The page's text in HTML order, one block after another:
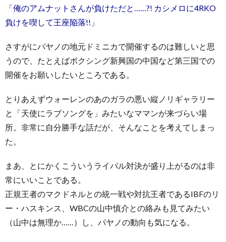
「俺のアムナットさんが負けただと……?! カシメロに4RKO
負けを喫して王座陥落!!」
さすがにパヤノの地元ドミニカで開催するのは難しいと思
うので、たとえばボクシング新興国の中国など第三国での
開催をお願いしたいところである。
とりあえずウォーレンのあのガラの悪い縦ノリギャラリー
と「天使にラブソングを」みたいなママンが来づらい場
所。非常に自分勝手な話だが、そんなことを考えてしまっ
た。
まあ、とにかくこういうライバル対決が盛り上がるのは非
常にいいことである。
正規王者のマクドネルとの統一戦や対抗王者であるIBFのリ
ー・ハスキンス、WBCの山中慎介との絡みも見てみたい
（山中は無理か……）し、パヤノの動向も気になる。